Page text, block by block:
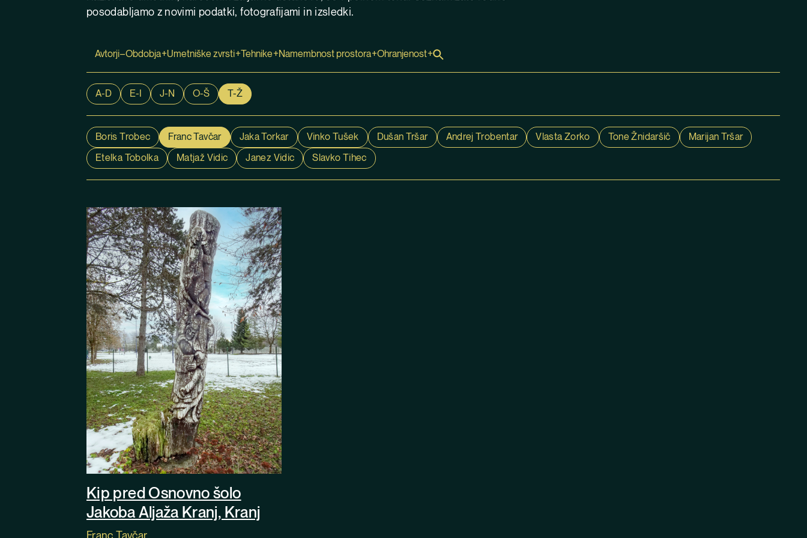
posodabljamo z novimi podatki, fotografijami in izsledki.
Avtorji Obdobja Umetniške zvrsti Tehnike Namembnost prostora Ohranjenost
Odpri iskalnik
A-D E-I J-N O-Š T-Ž
Boris Trobec Franc Tavčar Jaka Torkar Vinko Tušek Dušan Tršar Andrej Trobentar Vlasta Zorko Tone Žnidaršič Marijan Tršar
Etelka Tobolka Matjaž Vidic Janez Vidic Slavko Tihec
Kip pred Osnovno šolo
Jakoba Aljaža Kranj, Kranj